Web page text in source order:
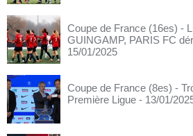
Coupe de France (16es) -
GUINGAMP, PARIS FC
15/01/2025
Coupe de France (8es) -
Première Ligue - 13/01/